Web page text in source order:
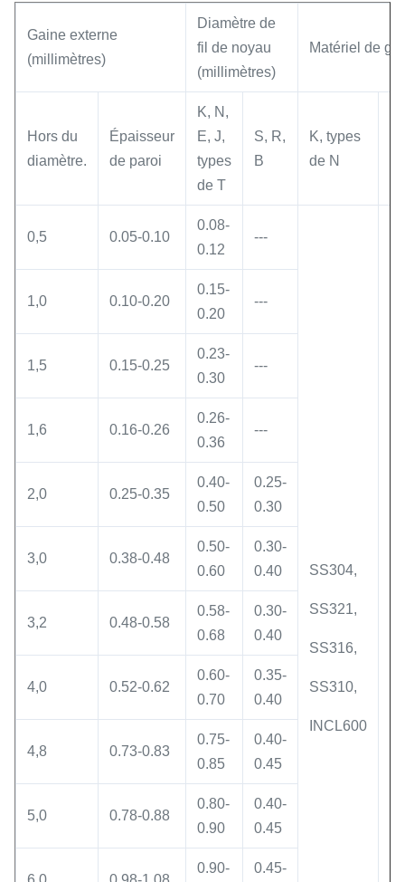
Gaine externe
(millimètres)
Diamètre de
fil de noyau
(millimètres)
Matériel de
Hors du
diamètre.
Épaisseur
de paroi
K, N,
E, J,
types
de T
S, R,
B
K, types
de N
0,5 0.05-0.10
0.08-
0.12
---
SS304,
SS321,
SS316,
SS310,
INCL600
1,0 0.10-0.20
0.15-
0.20
---
1,5 0.15-0.25
0.23-
0.30
---
1,6 0.16-0.26
0.26-
0.36
---
2,0 0.25-0.35
0.40-
0.50
0.25-
0.30
3,0 0.38-0.48
0.50-
0.60
0.30-
0.40
3,2 0.48-0.58
0.58-
0.68
0.30-
0.40
4,0 0.52-0.62
0.60-
0.70
0.35-
0.40
4,8 0.73-0.83
0.75-
0.85
0.40-
0.45
5,0 0.78-0.88
0.80-
0.90
0.40-
0.45
0.90- 0.45-